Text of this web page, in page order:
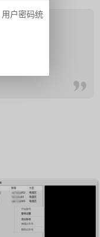
户密码统